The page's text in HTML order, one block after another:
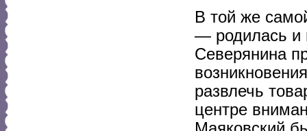
В той же
— родилась и
Северянина
развлечь
центре